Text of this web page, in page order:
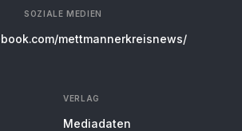
SOZIALE MEDIEN
mettmannerkreisnews/
VERLAG
Mediadaten